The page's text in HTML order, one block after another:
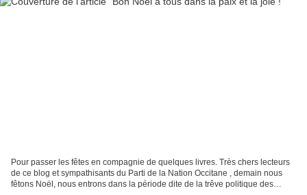
Pour passer les fêtes en compagnie de quelques livres. Très chers lecteurs
de ce blog et sympathisants du Parti de la Nation Occitane , demain nous
fêtons Noël, nous entrons dans la période dite de la trêve politique des